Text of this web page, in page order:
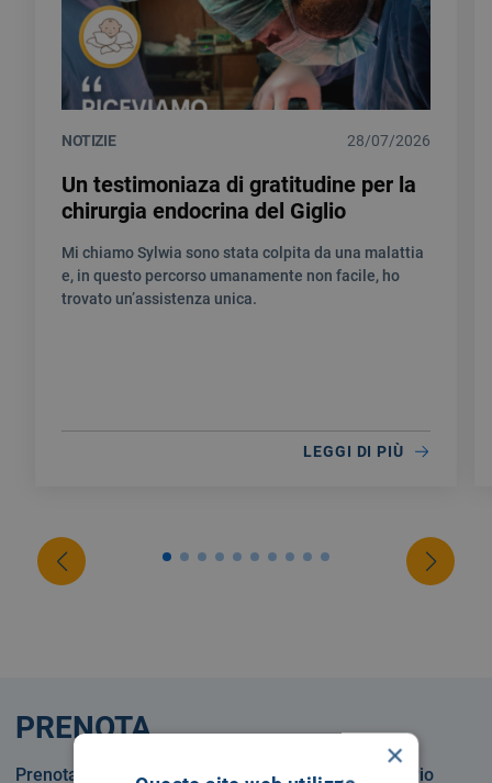
NOTIZIE 28/07/2026
Un testimoniaza di gratitudine per la
chirurgia endocrina del Giglio
Mi chiamo Sylwia sono stata colpita da una malattia
e, in questo percorso umanamente non facile, ho
trovato un’assistenza unica.
LEGGI DI PIÙ
PRENOTA
Prenotare una visita o un esame in Servizio Sanitario
×